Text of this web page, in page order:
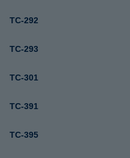
TC-292
TC-293
TC-301
TC-391
TC-395